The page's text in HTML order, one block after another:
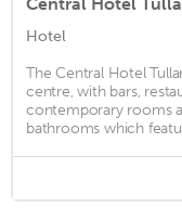
Central Hotel
Hotel
The Central Hotel
centre, with bars,
contemporary rooms
bathrooms which